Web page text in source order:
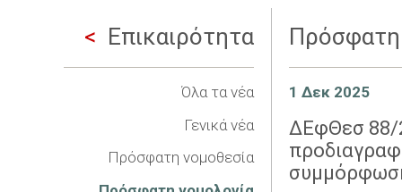
Επικαιρότητα
Όλα τα νέα
Γενικά νέα
Πρόσφατη νομοθεσία
Πρόσφατη
1 Δεκ 2025
ΔΕφΘεσ 88/